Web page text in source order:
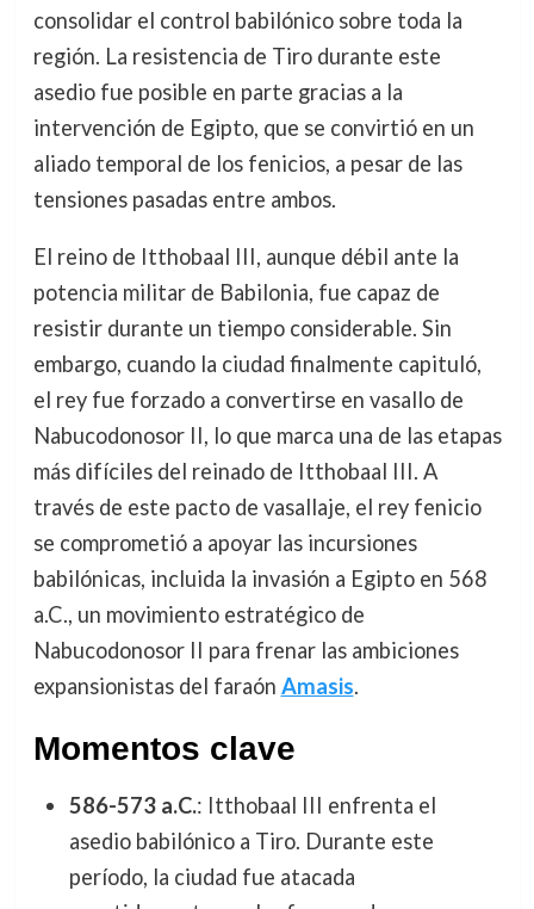
consolidar el control babilónico sobre toda la
región. La resistencia de Tiro durante este
asedio fue posible en parte gracias a la
intervención de Egipto, que se convirtió en un
aliado temporal de los fenicios, a pesar de las
tensiones pasadas entre ambos.
El reino de Itthobaal III, aunque débil ante la
potencia militar de Babilonia, fue capaz de
resistir durante un tiempo considerable. Sin
embargo, cuando la ciudad finalmente capituló,
el rey fue forzado a convertirse en vasallo de
Nabucodonosor II, lo que marca una de las etapas
más difíciles del reinado de Itthobaal III. A
través de este pacto de vasallaje, el rey fenicio
se comprometió a apoyar las incursiones
babilónicas, incluida la invasión a Egipto en 568
a.C., un movimiento estratégico de
Nabucodonosor II para frenar las ambiciones
expansionistas del faraón Amasis.
Momentos clave
586-573 a.C.: Itthobaal III enfrenta el
asedio babilónico a Tiro. Durante este
período, la ciudad fue atacada